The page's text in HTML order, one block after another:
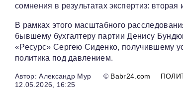
сомнения в результатах экспертиз:
В рамках этого масштабного
бывшему бухгалтеру партии Денису
«Ресурс» Сергею Сиденко, получившему
политика под давлением.
Александр Мур © Babr24.com
12.05.2026, 16:25